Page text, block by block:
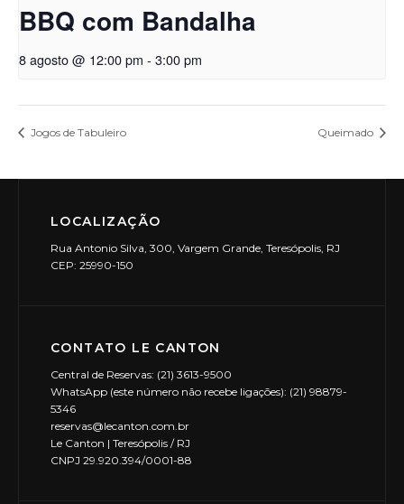
BBQ com Bandalha
8 agosto @ 12:00 pm - 3:00 pm
Jogos de Tabuleiro Queimado
LOCALIZAÇÃO
Rua Antonio Silva, 300, Vargem Grande, Teresópolis, RJ
CEP: 25990-150
CONTATO LE CANTON
Central de Reservas: (21) 3613-9500
WhatsApp (este número não recebe ligações): (21) 98879-
5346
reservas@lecanton.com.br
Le Canton | Teresópolis / RJ
CNPJ 29.920.394/0001-88